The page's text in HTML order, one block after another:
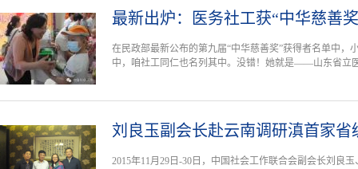
最新出炉：医务社工获“中华慈善
在民政部最新公布的第九届“中华慈善奖”获得者名单中，
中，咱社工同仁也名列其中。没错！她就是——山东省立
刘良玉副会长赴云南调研滇首家省
2015年11月29日-30日，中国社会工作联合会副会长刘良